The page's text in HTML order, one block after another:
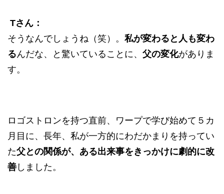
Tさん：
そうなんでしょうね（笑）。 私が変わると人も変わ
るんだな、と驚いていることに、 父の変化がありま
す。
ロゴストロンを持つ直前、ワープで学び始めて５カ
月目に、長年、私が一方的にわだかまりを持ってい
た父との関係が、ある出来事をきっかけに劇的に改
善 しました。